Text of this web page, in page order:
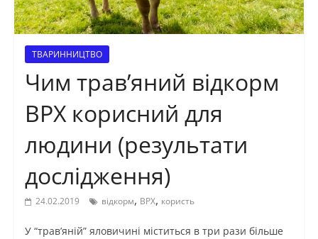
ТВАРИННИЦТВО
Чим трав’яний відкорм
ВРХ корисний для
людини (результати
дослідження)
24.02.2019 відкорм, ВРХ, користь
У “трав’яній” яловичині міститься в три рази більше